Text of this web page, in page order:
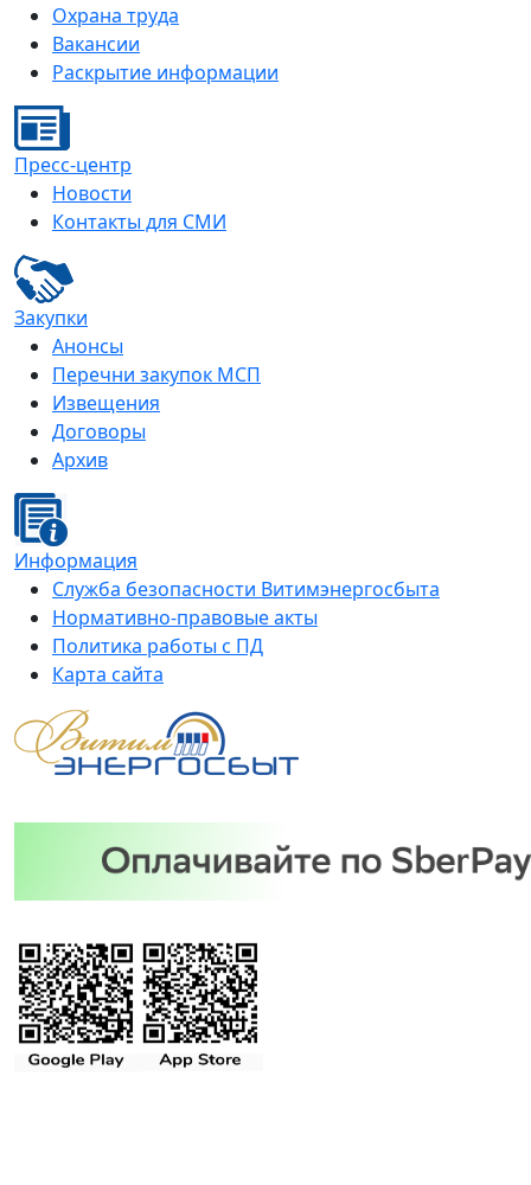
Охрана труда
Вакансии
Раскрытие информации
Пресс-центр
Новости
Контакты для СМИ
Закупки
Анонсы
Перечни закупок МСП
Извещения
Договоры
Архив
Информация
Служба безопасности Витимэнергосбыта
Нормативно-правовые акты
Политика работы с ПД
Карта сайта